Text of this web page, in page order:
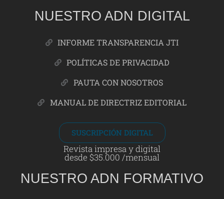
NUESTRO ADN DIGITAL
INFORME TRANSPARENCIA JTI
POLÍTICAS DE PRIVACIDAD
PAUTA CON NOSOTROS
MANUAL DE DIRECTRIZ EDITORIAL
SUSCRIPCIÓN DIGITAL
Revista impresa y digital
desde $35.000 /mensual
NUESTRO ADN FORMATIVO